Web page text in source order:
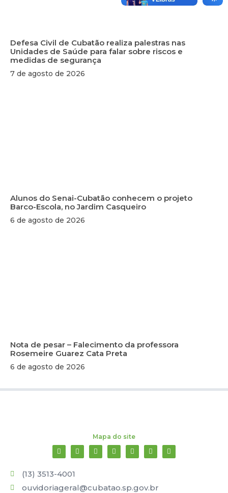
Defesa Civil de Cubatão realiza palestras nas
Unidades de Saúde para falar sobre riscos e
medidas de segurança
7 de agosto de 2026
Alunos do Senai-Cubatão conhecem o projeto
Barco-Escola, no Jardim Casqueiro
6 de agosto de 2026
Nota de pesar – Falecimento da professora
Rosemeire Guarez Cata Preta
6 de agosto de 2026
Mapa do site
(13) 3513-4001
ouvidoriageral@cubatao.sp.gov.br